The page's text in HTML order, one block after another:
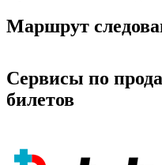
Маршрут
Сервисы по
билетов